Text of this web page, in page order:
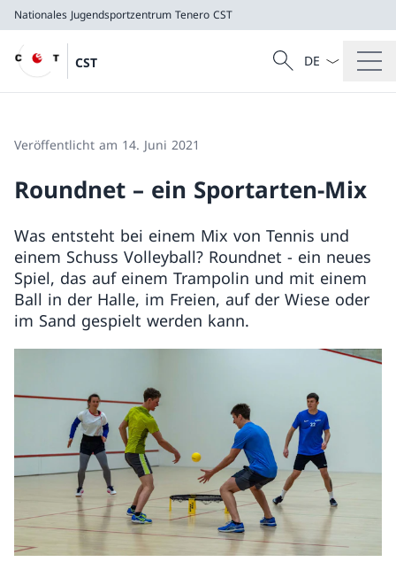
Nationales Jugendsportzentrum Tenero CST
CST
CST
Suche
Suche
Sprach
Veröffentlicht am 14. Juni 2021
Roundnet – ein Sportarten-Mix
Was entsteht bei einem Mix von Tennis und
einem Schuss Volleyball? Roundnet − ein neues
Spiel, das auf einem Trampolin und mit einem
Ball in der Halle, im Freien, auf der Wiese oder
im Sand gespielt werden kann.